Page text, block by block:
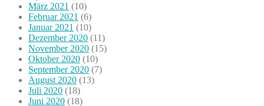
März 2021 (10)
Februar 2021 (6)
Januar 2021 (10)
Dezember 2020 (11)
November 2020 (15)
Oktober 2020 (10)
September 2020 (7)
August 2020 (13)
Juli 2020 (18)
Juni 2020 (18)